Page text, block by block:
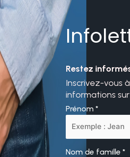
Restez
Inscrivez-vous
informations
Prénom *
Nom de famille *